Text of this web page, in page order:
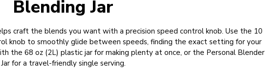
Blending Jar
craft the blends you want with a precision speed control knob. Use the 10
knob to smoothly glide between speeds, finding the exact setting for your
the 68 oz (2L) plastic jar for making plenty at once, or the Personal Blender
Jar for a travel-friendly single serving.